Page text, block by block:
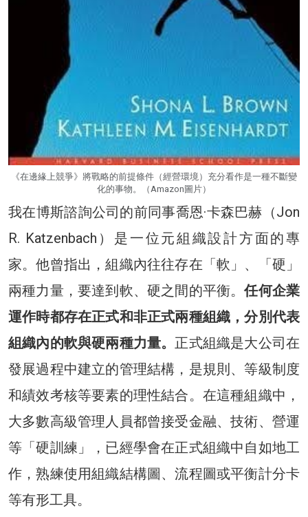
《在邊緣上競爭》將戰略的前提條件（經營環境）充分看作是一種不斷變
化的事物。（Amazon圖片）
我在博斯諮詢公司的前同事喬恩·卡森巴赫（Jon
R. Katzenbach）是一位元組織設計方面的專
家。他曾指出，組織內往往存在「軟」、「硬」
兩種力量，要達到軟、硬之間的平衡。任何企業
運作時都存在正式和非正式兩種組織，分別代表
組織內的軟與硬兩種力量。 正式組織是大公司在
發展過程中建立的管理結構，是規則、等級制度
和績效考核等要素的理性結合。在這種組織中，
大多數高級管理人員都曾接受金融、技術、營運
等「硬訓練」，已經學會在正式組織中自如地工
作，熟練使用組織結構圖、流程圖或平衡計分卡
等有形工具。